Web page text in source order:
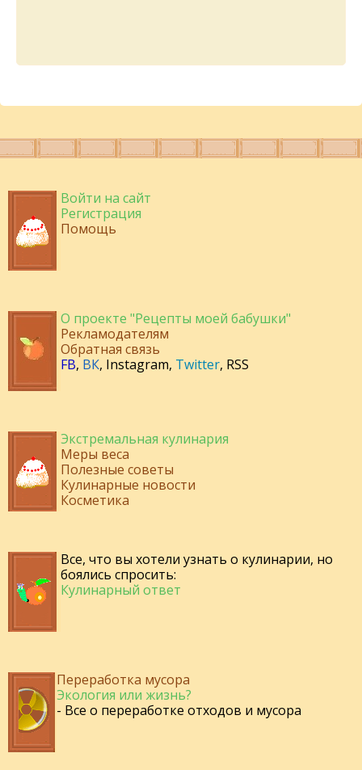
Войти на сайт
Регистрация
Помощь
О проекте "Рецепты моей бабушки"
Рекламодателям
Обратная связь
FB, ВК, Instagram, Twitter, RSS
Экстремальная кулинария
Меры веса
Полезные советы
Кулинарные новости
Косметика
Все, что вы хотели узнать о кулинарии, но
боялись спросить:
Кулинарный ответ
Переработка мусора
Экология или жизнь?
- Все о переработке отходов и мусора